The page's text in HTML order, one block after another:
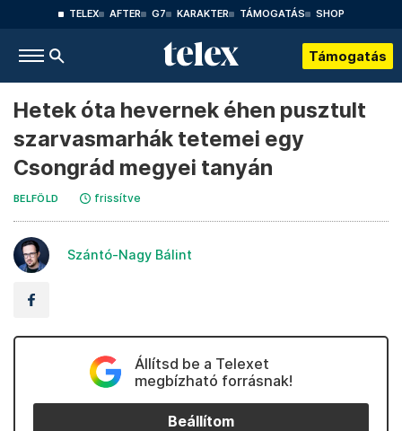
TELEX AFTER G7 KARAKTER TÁMOGATÁS SHOP
Támogatás
Hetek óta hevernek éhen pusztult
szarvasmarhák tetemei egy
Csongrád megyei tanyán
BELFÖLD frissítve
Szántó-Nagy Bálint
Állítsd be a Telexet
megbízható forrásnak!
Beállítom